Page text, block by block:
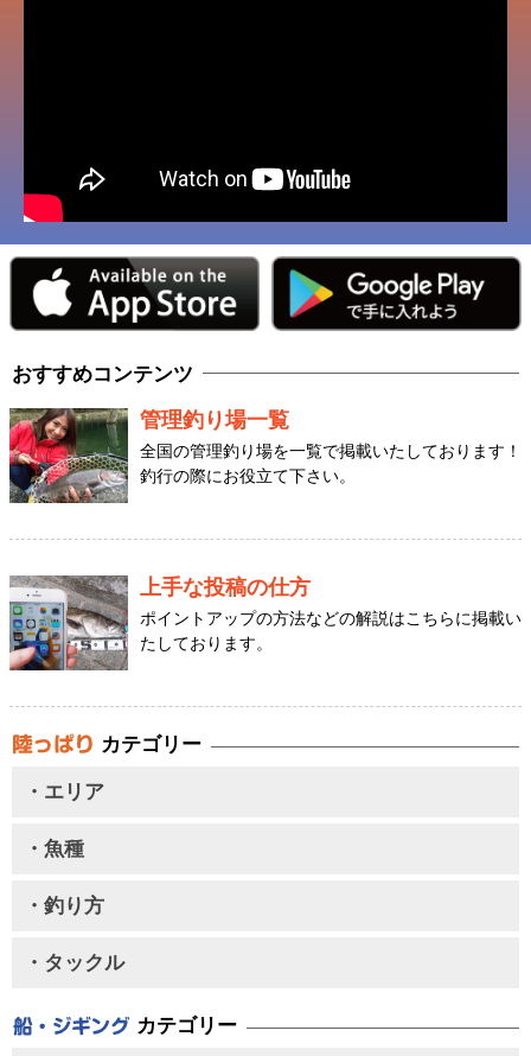
おすすめコンテンツ
管理釣り場一覧
全国の管理釣り場を一覧で掲載いたしております！
釣行の際にお役立て下さい。
上手な投稿の仕方
ポイントアップの方法などの解説はこちらに掲載い
たしております。
カテゴリー
・エリア
・魚種
・釣り方
・タックル
カテゴリー